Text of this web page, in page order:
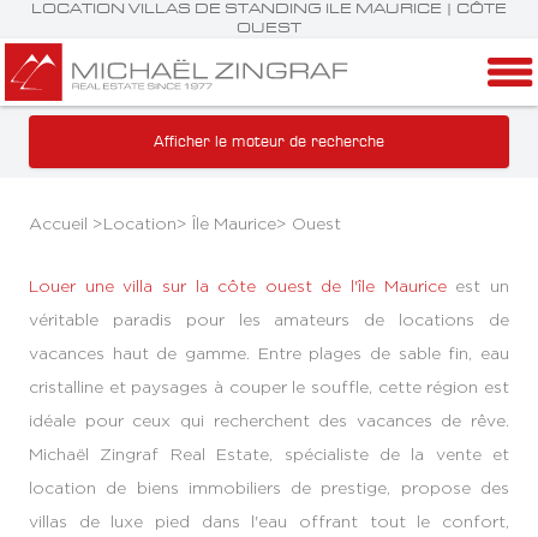
LOCATION VILLAS DE STANDING ILE MAURICE | CÔTE
OUEST
Afficher le moteur de recherche
Accueil >Location> Île Maurice> Ouest
Louer une villa sur la côte ouest de l'île Mauriceest un
véritable paradis pour les amateurs de locations de
vacances haut de gamme. Entre plages de sable fin, eau
cristalline et paysages à couper le souffle, cette région est
idéale pour ceux qui recherchent des vacances de rêve.
Michaël Zingraf Real Estate, spécialiste de la vente et
location de biens immobiliers de prestige, propose des
villas de luxe pied dans l'eau offrant tout le confort,